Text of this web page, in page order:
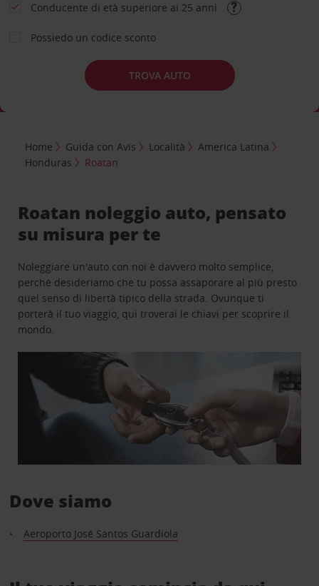
Conducente di età superiore ai 25 anni
Possiedo un codice sconto
TROVA AUTO
Home Guida con Avis Località
America Latina
Honduras
Roatan
Roatan noleggio auto, pensato
su misura per te
Noleggiare un'auto con noi è davvero molto semplice,
perché desideriamo che tu possa assaporare al più presto
quel senso di libertà tipico della strada. Ovunque ti
porterà il tuo viaggio, qui troverai le chiavi per scoprire il
mondo.
Dove siamo
Aeroporto José Santos Guardiola